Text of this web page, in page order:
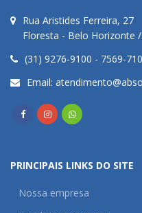
Rua Aristides Ferreira, 27
Floresta - Belo Horizonte
(31) 9276-9100 - 7569-
Email:
PRINCIPAIS LINKS DO SITE
Nossa empresa